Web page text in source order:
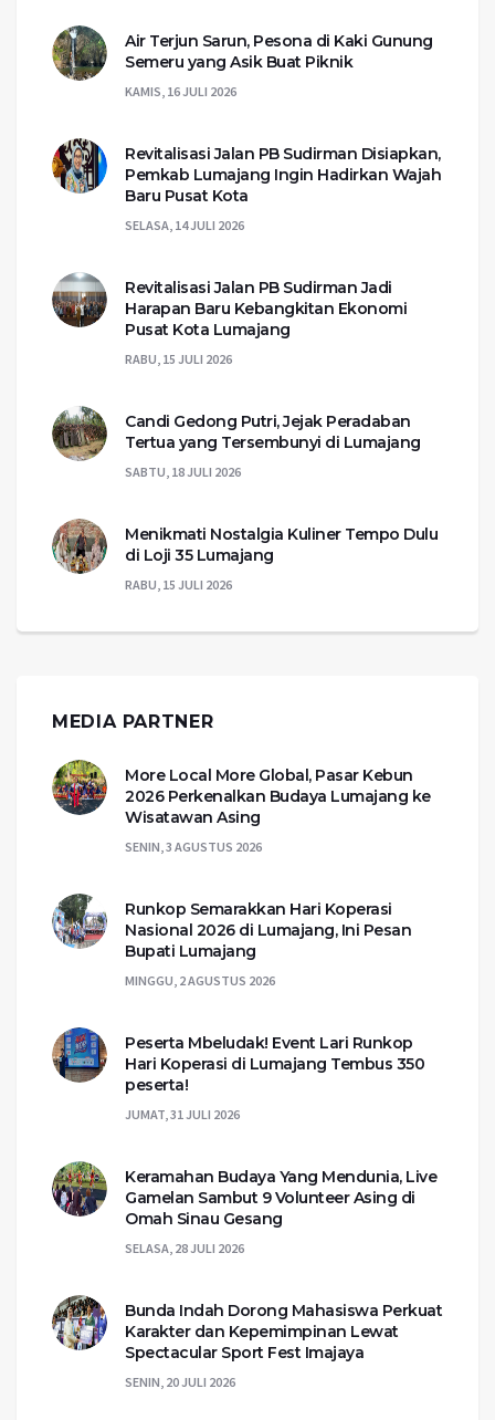
Air Terjun Sarun, Pesona di Kaki Gunung
Semeru yang Asik Buat Piknik
KAMIS, 16 JULI 2026
Revitalisasi Jalan PB Sudirman Disiapkan,
Pemkab Lumajang Ingin Hadirkan Wajah
Baru Pusat Kota
SELASA, 14 JULI 2026
Revitalisasi Jalan PB Sudirman Jadi
Harapan Baru Kebangkitan Ekonomi
Pusat Kota Lumajang
RABU, 15 JULI 2026
Candi Gedong Putri, Jejak Peradaban
Tertua yang Tersembunyi di Lumajang
SABTU, 18 JULI 2026
Menikmati Nostalgia Kuliner Tempo Dulu
di Loji 35 Lumajang
RABU, 15 JULI 2026
MEDIA PARTNER
More Local More Global, Pasar Kebun
2026 Perkenalkan Budaya Lumajang ke
Wisatawan Asing
SENIN, 3 AGUSTUS 2026
Runkop Semarakkan Hari Koperasi
Nasional 2026 di Lumajang, Ini Pesan
Bupati Lumajang
MINGGU, 2 AGUSTUS 2026
Peserta Mbeludak! Event Lari Runkop
Hari Koperasi di Lumajang Tembus 350
peserta!
JUMAT, 31 JULI 2026
Keramahan Budaya Yang Mendunia, Live
Gamelan Sambut 9 Volunteer Asing di
Omah Sinau Gesang
SELASA, 28 JULI 2026
Bunda Indah Dorong Mahasiswa Perkuat
Karakter dan Kepemimpinan Lewat
Spectacular Sport Fest Imajaya
SENIN, 20 JULI 2026